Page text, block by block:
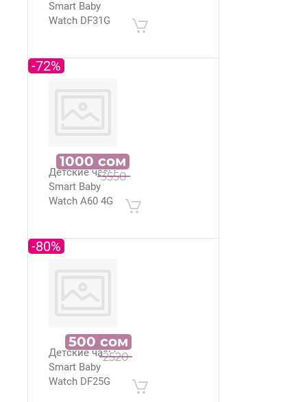
Smart Baby
Watch DF31G
Детские часы
Smart Baby
Watch A60 4G
-72%
3550
1000 сом
Детские часы
Smart Baby
Watch DF25G
-80%
2520
500 сом